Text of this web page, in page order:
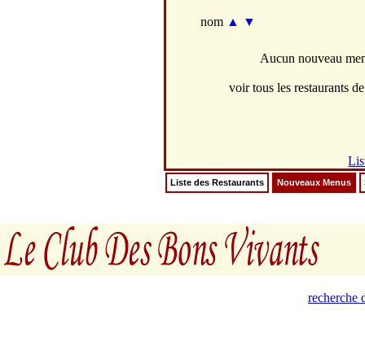
nom ▲ ▼
Aucun nouveau
voir tous les restaurants
Liste des Restaurants Nouveaux Menus
recherche